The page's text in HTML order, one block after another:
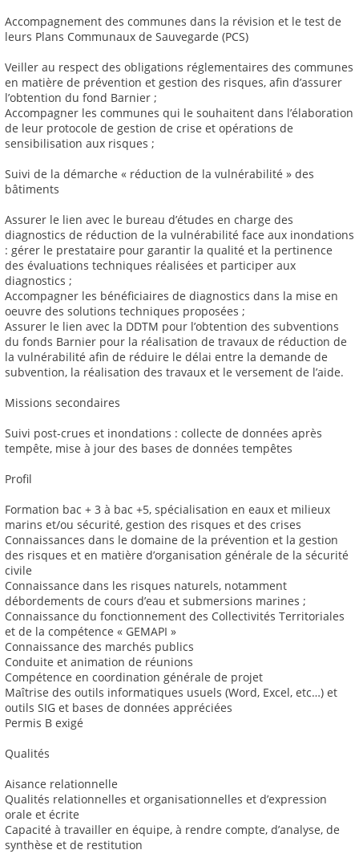
Accompagnement des communes dans la révision et le test de
leurs Plans Communaux de Sauvegarde (PCS)
Veiller au respect des obligations réglementaires des communes
en matière de prévention et gestion des risques, afin d’assurer
l’obtention du fond Barnier ;
Accompagner les communes qui le souhaitent dans l’élaboration
de leur protocole de gestion de crise et opérations de
sensibilisation aux risques ;
Suivi de la démarche « réduction de la vulnérabilité » des
bâtiments
Assurer le lien avec le bureau d’études en charge des
diagnostics de réduction de la vulnérabilité face aux inondations
: gérer le prestataire pour garantir la qualité et la pertinence
des évaluations techniques réalisées et participer aux
diagnostics ;
Accompagner les bénéficiaires de diagnostics dans la mise en
oeuvre des solutions techniques proposées ;
Assurer le lien avec la DDTM pour l’obtention des subventions
du fonds Barnier pour la réalisation de travaux de réduction de
la vulnérabilité afin de réduire le délai entre la demande de
subvention, la réalisation des travaux et le versement de l’aide.
Missions secondaires
Suivi post-crues et inondations : collecte de données après
tempête, mise à jour des bases de données tempêtes
Profil
Formation bac + 3 à bac +5, spécialisation en eaux et milieux
marins et/ou sécurité, gestion des risques et des crises
Connaissances dans le domaine de la prévention et la gestion
des risques et en matière d’organisation générale de la sécurité
civile
Connaissance dans les risques naturels, notamment
débordements de cours d’eau et submersions marines ;
Connaissance du fonctionnement des Collectivités Territoriales
et de la compétence « GEMAPI »
Connaissance des marchés publics
Conduite et animation de réunions
Compétence en coordination générale de projet
Maîtrise des outils informatiques usuels (Word, Excel, etc…) et
outils SIG et bases de données appréciées
Permis B exigé
Qualités
Aisance relationnelle
Qualités relationnelles et organisationnelles et d’expression
orale et écrite
Capacité à travailler en équipe, à rendre compte, d’analyse, de
synthèse et de restitution